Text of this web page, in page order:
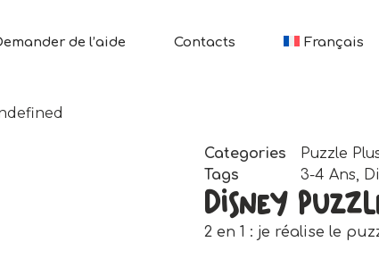
de l’aide Contacts Français
Categories Puzzle
Tags
3-4 Ans,
Disney
2 en 1 : je réalise le